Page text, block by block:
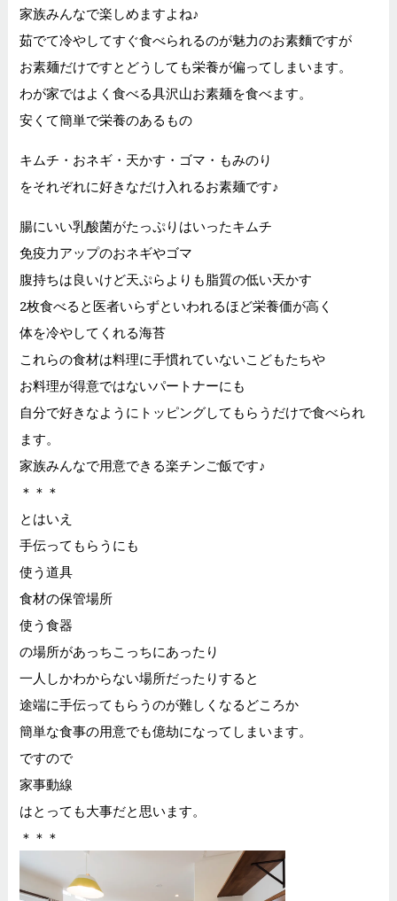
家族みんなで楽しめますよね♪
茹でて冷やしてすぐ食べられるのが魅力のお素麵ですが
お素麺だけですとどうしても栄養が偏ってしまいます。
わが家ではよく食べる具沢山お素麺を食べます。
安くて簡単で栄養のあるもの
キムチ・おネギ・天かす・ゴマ・もみのり
をそれぞれに好きなだけ入れるお素麺です♪
腸にいい乳酸菌がたっぷりはいったキムチ
免疫力アップのおネギやゴマ
腹持ちは良いけど天ぷらよりも脂質の低い天かす
2枚食べると医者いらずといわれるほど栄養価が高く
体を冷やしてくれる海苔
これらの食材は料理に手慣れていないこどもたちや
お料理が得意ではないパートナーにも
自分で好きなようにトッピングしてもらうだけで食べられ
ます。
家族みんなで用意できる楽チンご飯です♪
＊＊＊
とはいえ
手伝ってもらうにも
使う道具
食材の保管場所
使う食器
の場所があっちこっちにあったり
一人しかわからない場所だったりすると
途端に手伝ってもらうのが難しくなるどころか
簡単な食事の用意でも億劫になってしまいます。
ですので
家事動線
はとっても大事だと思います。
＊＊＊